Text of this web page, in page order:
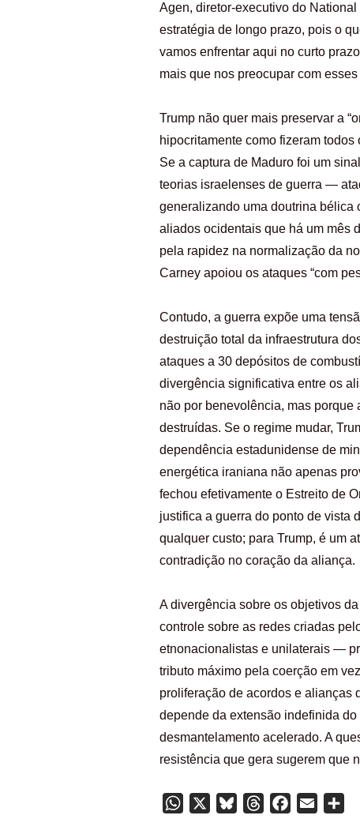
Agen, diretor-executivo do
estratégia de longo prazo, pois o
vamos enfrentar aqui no curto
mais que nos preocupar com
Trump não quer mais preservar a
hipocritamente como fizeram
Se a captura de Maduro foi um
teorias israelenses de guerra —
generalizando uma doutrina bélica
aliados ocidentais que há um mês
pela rapidez na normalização da
Carney apoiou os ataques “com
Contudo, a guerra expõe uma
destruição total da infraestrutura
ataques a 30 depósitos de
divergência significativa entre os
não por benevolência, mas porque
destruídas. Se o regime mudar,
dependência estadunidense de
energética iraniana não apenas
fechou efetivamente o Estreito de
justifica a guerra do ponto de vista
qualquer custo; para Trump, é um
contradição no coração da aliança.
A divergência sobre os objetivos
controle sobre as redes criadas
etnonacionalistas e unilaterais —
tributo máximo pela coerção em
proliferação de acordos e alianças
depende da extensão indefinida
desmantelamento acelerado. A
resistência que gera sugerem que
WhatsApp BlueskyThreadsFacebook
Email